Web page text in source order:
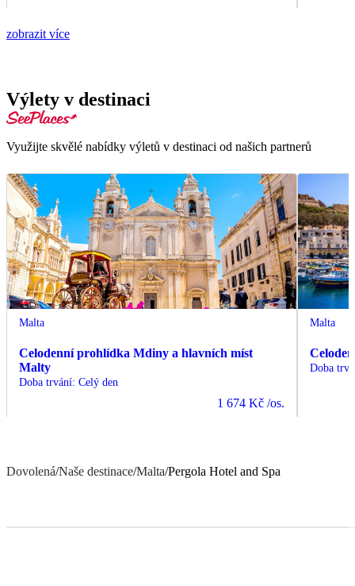
zobrazit více
Výlety v destinaci
Využijte skvělé nabídky výletů v destinaci od našich partnerů
Malta
Celodenní prohlídka Mdiny a hlavních míst
Malty
Doba trvání: Celý den
1 674 Kč /os.
Malta
Doba
Dovolená/Naše destinace/Malta/Pergola Hotel and Spa